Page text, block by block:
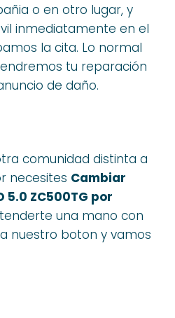
o en otro lugar, y
inmediatamente en el
la cita. Lo normal
tu reparación
de daño.
comunidad distinta a
necesites Cambiar
5.0 ZC500TG por
una mano con
nuestro boton y vamos